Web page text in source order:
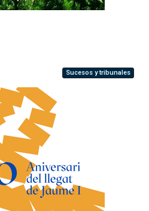
Sucesos y tribunales